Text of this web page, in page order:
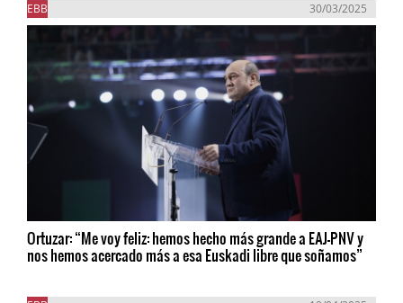
EBB 30/03/2025
Ortuzar: “Me voy feliz: hemos hecho más grande a EAJ-PNV y
nos hemos acercado más a esa Euskadi libre que soñamos”